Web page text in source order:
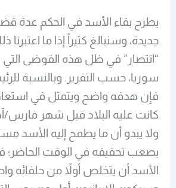
يطرح بقاء الأسد في الحكم عدة
جديدة، وسنبالغ كثيراً إذا ما اعتبرنا
“انتصار” في ظل هذه الفوضى التي
سوريا، حسب التقرير. وبالنسبة
فإن هدفه واضح ويتمثل في
ولا يبدو أن ما يطمح إليه الأسد
يصعب تحقيقه في الوقت الحاضر؛
الأسد أن يتخلص أولاً من حلفائه